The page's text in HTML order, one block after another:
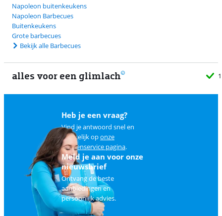
Napoleon buitenkeukens
Napoleon Barbecues
Buitenkeukens
Grote barbecues
Bekijk alle Barbecues
alles voor een glimlach
Heb je een vraag?
Vind je antwoord snel en
makkelijk oponze
klantenservice pagina.
Meld je aan voor onze
nieuwsbrief
Ontvang de beste
aanbiedingen en
persoonlijk advies.